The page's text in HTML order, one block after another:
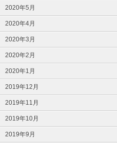
2020年5月
2020年4月
2020年3月
2020年2月
2020年1月
2019年12月
2019年11月
2019年10月
2019年9月